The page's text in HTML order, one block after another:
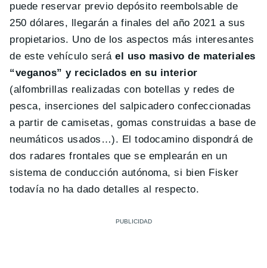
puede reservar previo depósito reembolsable de
250 dólares, llegarán a finales del año 2021 a sus
propietarios. Uno de los aspectos más interesantes
de este vehículo seráel uso masivo de materiales
“veganos” y reciclados en su interior
(alfombrillas realizadas con botellas y redes de
pesca, inserciones del salpicadero confeccionadas
a partir de camisetas, gomas construidas a base de
neumáticos usados…). El todocamino dispondrá de
dos radares frontales que se emplearán en un
sistema de conducción autónoma, si bien Fisker
todavía no ha dado detalles al respecto.